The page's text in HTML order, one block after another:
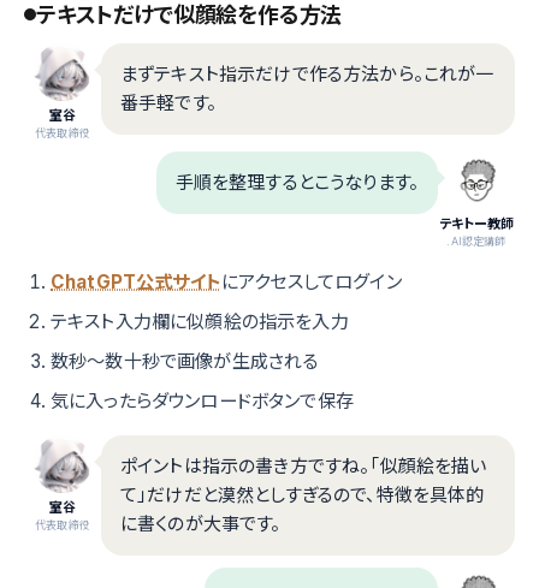
テキストだけで似顔絵を作る方法
室谷
代表取締役
まずテキスト指示だけで作る方法から。これが一
番手軽です。
テキトー教師
.AI認定講師
手順を整理するとこうなります。
ChatGPT公式サイトにアクセスしてログイン
テキスト入力欄に似顔絵の指示を入力
数秒〜数十秒で画像が生成される
気に入ったらダウンロードボタンで保存
室谷
代表取締役
ポイントは指示の書き方ですね。「似顔絵を描い
て」だけだと漠然としすぎるので、特徴を具体的
に書くのが大事です。